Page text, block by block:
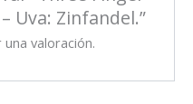
Uva: Zinfandel.”
valoración.